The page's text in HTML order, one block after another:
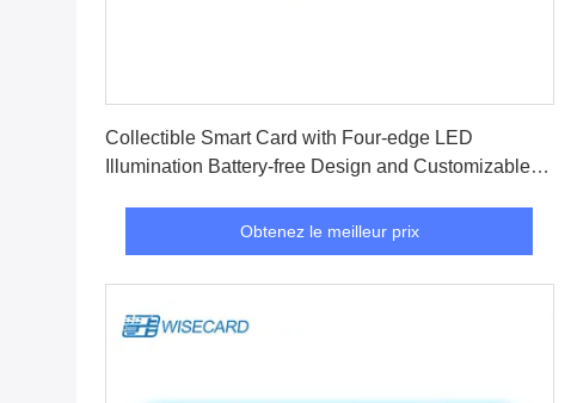
Collectible Smart Card with Four-edge LED
Illumination Battery-free Design and Customizable
Obtenez le meilleur prix